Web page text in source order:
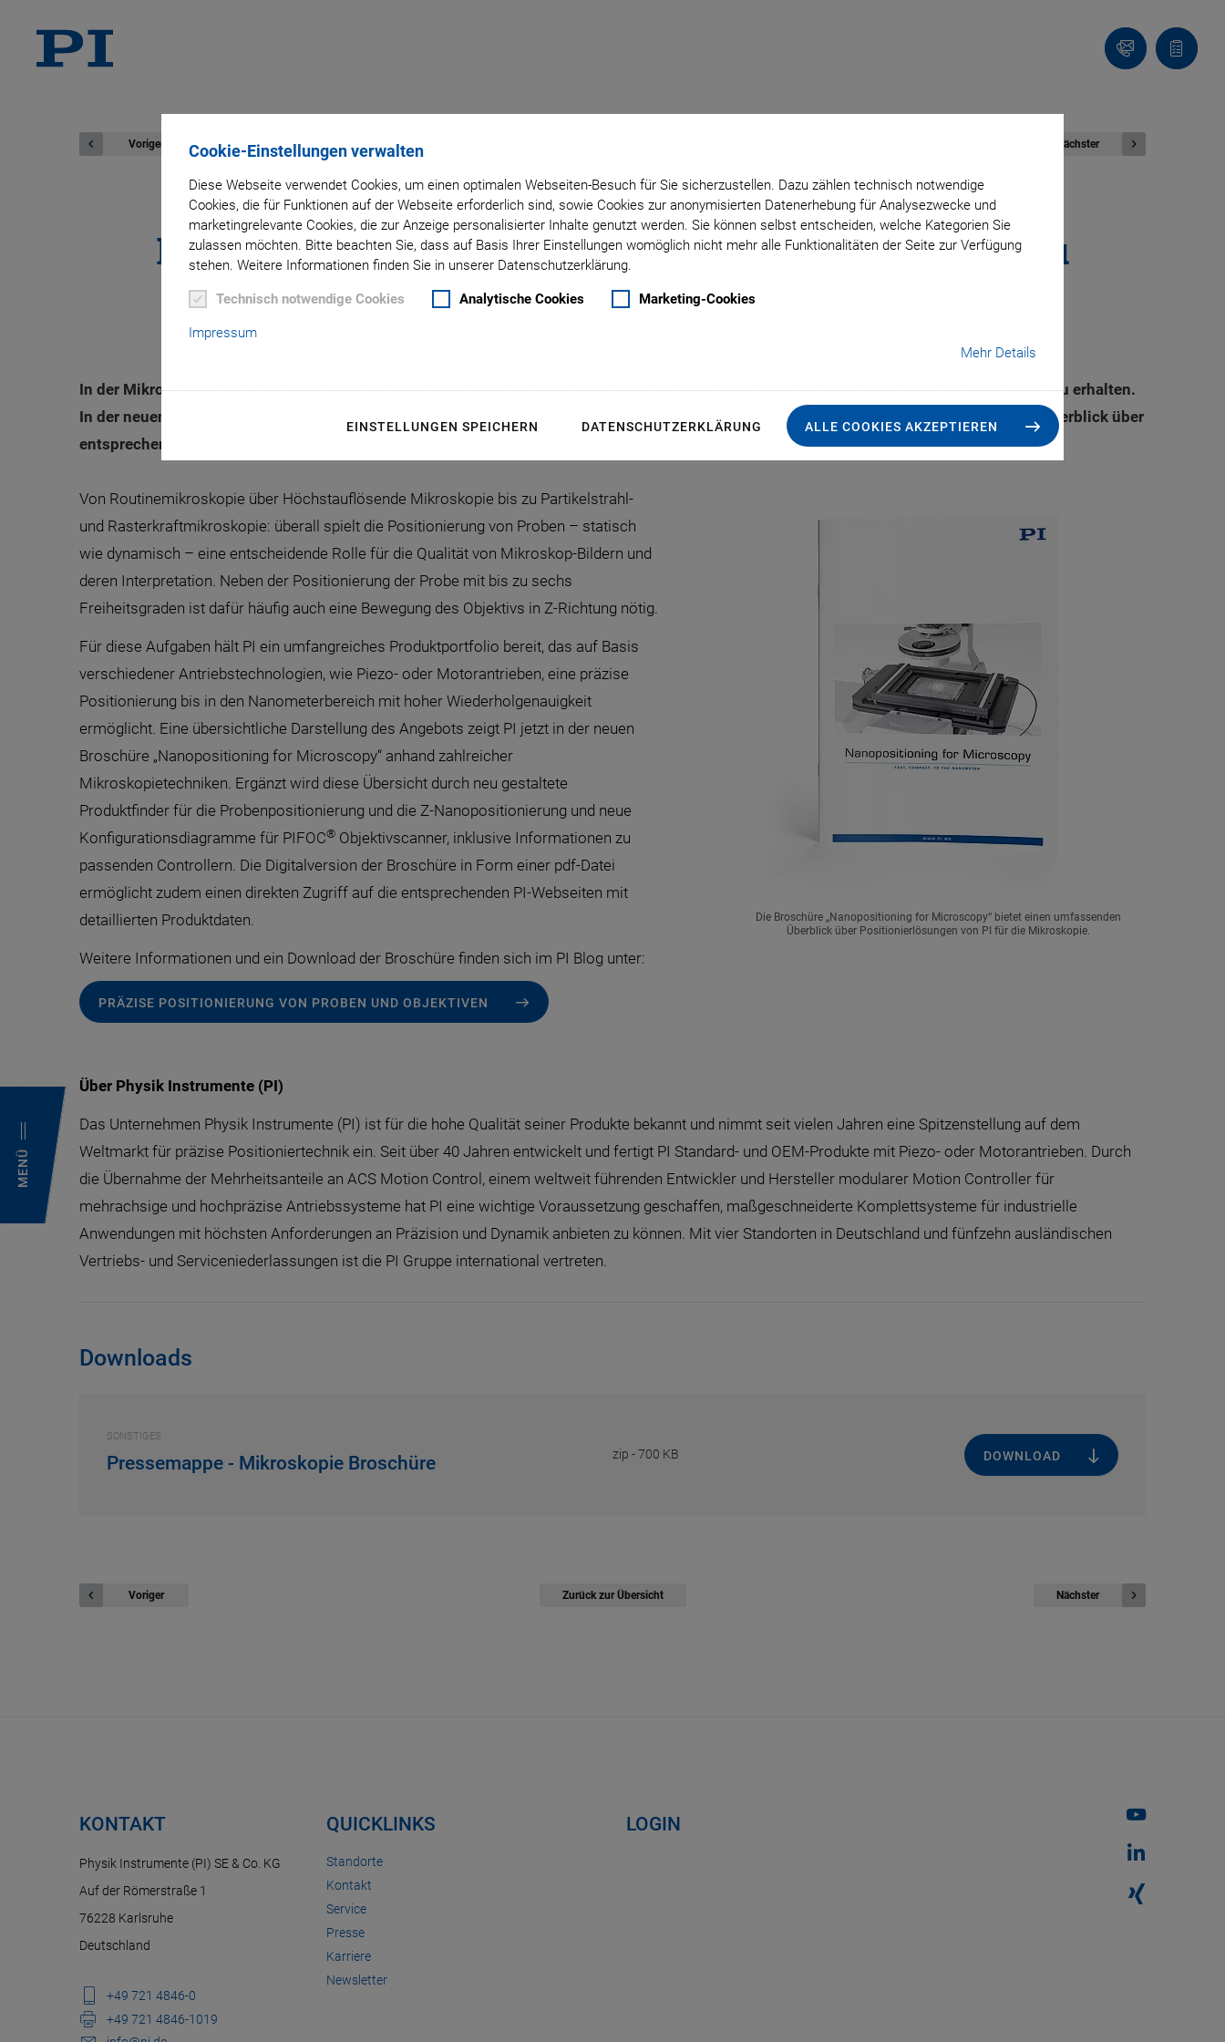
Cookie-Einstellungen verwalten
Diese Webseite verwendet Cookies, um einen optimalen Webseiten-Besuch für Sie sicherzustellen. Dazu zählen technisch notwendige
Cookies, die für Funktionen auf der Webseite erforderlich sind, sowie Cookies zur anonymisierten Datenerhebung für Analysezwecke und
marketingrelevante Cookies, die zur Anzeige personalisierter Inhalte genutzt werden. Sie können selbst entscheiden, welche Kategorien Sie
zulassen möchten. Bitte beachten Sie, dass auf Basis Ihrer Einstellungen womöglich nicht mehr alle Funktionalitäten der Seite zur Verfügung
stehen. Weitere Informationen finden Sie in unserer Datenschutzerklärung.
Technisch notwendige Cookies Analytische Cookies Marketing-Cookies
Impressum
Mehr Details
EINSTELLUNGEN SPEICHERN DATENSCHUTZERKLÄRUNG ALLE COOKIES AKZEPTIEREN
MENÜ
Kontakt
Voriger Nächster
21. Januar 2019 - Sonstiges - Physik Instrumente (PI) GmbH & Co. KG
Mikroskopie: Proben und Objektive nanometergenau
positionieren
In der Mikroskopie ist die exakte Positionierung von Proben und Objektiven die Voraussetzung um zuverlässig interpretierbare Bilddaten zu erhalten.
In der neuen Broschüre „Nanopositioning for Microscopy“ gibt Physik Instrumente (PI) anhand zahlreicher Anwendungsbeispiele einen Überblick über
entsprechende Positionierlösungen.
Die Broschüre „Nanopositioning for Microscopy“ bietet einen umfassenden
Überblick über Positionierlösungen von PI für die Mikroskopie.
Von Routinemikroskopie über Höchstauflösende Mikroskopie bis zu Partikelstrahl-
und Rasterkraftmikroskopie: überall spielt die Positionierung von Proben – statisch
wie dynamisch – eine entscheidende Rolle für die Qualität von Mikroskop-Bildern und
deren Interpretation. Neben der Positionierung der Probe mit bis zu sechs
Freiheitsgraden ist dafür häufig auch eine Bewegung des Objektivs in Z-Richtung nötig.
Für diese Aufgaben hält PI ein umfangreiches Produktportfolio bereit, das auf Basis
verschiedener Antriebstechnologien, wie Piezo- oder Motorantrieben, eine präzise
Positionierung bis in den Nanometerbereich mit hoher Wiederholgenauigkeit
ermöglicht. Eine übersichtliche Darstellung des Angebots zeigt PI jetzt in der neuen
Broschüre „Nanopositioning for Microscopy“ anhand zahlreicher
Mikroskopietechniken. Ergänzt wird diese Übersicht durch neu gestaltete
Produktfinder für die Probenpositionierung und die Z-Nanopositionierung und neue
Konfigurationsdiagramme für PIFOC® Objektivscanner, inklusive Informationen zu
passenden Controllern. Die Digitalversion der Broschüre in Form einer pdf-Datei
ermöglicht zudem einen direkten Zugriff auf die entsprechenden PI-Webseiten mit
detaillierten Produktdaten.
Weitere Informationen und ein Download der Broschüre finden sich im PI Blog unter:
PRÄZISE POSITIONIERUNG VON PROBEN UND OBJEKTIVEN
Über Physik Instrumente (PI)
Das Unternehmen Physik Instrumente (PI) ist für die hohe Qualität seiner Produkte bekannt und nimmt seit vielen Jahren eine Spitzenstellung auf dem
Weltmarkt für präzise Positioniertechnik ein. Seit über 40 Jahren entwickelt und fertigt PI Standard- und OEM-Produkte mit Piezo- oder Motorantrieben. Durch
die Übernahme der Mehrheitsanteile an ACS Motion Control, einem weltweit führenden Entwickler und Hersteller modularer Motion Controller für
mehrachsige und hochpräzise Antriebssysteme hat PI eine wichtige Voraussetzung geschaffen, maßgeschneiderte Komplettsysteme für industrielle
Anwendungen mit höchsten Anforderungen an Präzision und Dynamik anbieten zu können. Mit vier Standorten in Deutschland und fünfzehn ausländischen
Vertriebs- und Serviceniederlassungen ist die PI Gruppe international vertreten.
Downloads
SONSTIGES
Pressemappe - Mikroskopie Broschüre zip -700 KB DOWNLOAD
Voriger Zurück zur Übersicht Nächster
KONTAKT
Physik Instrumente (PI) SE & Co. KG
Auf der Römerstraße 1
76228 Karlsruhe
Deutschland
+49 721 4846-0
+49 721 4846-1019
QUICKLINKS
Standorte
Kontakt
Service
Presse
Karriere
Newsletter
LOGIN